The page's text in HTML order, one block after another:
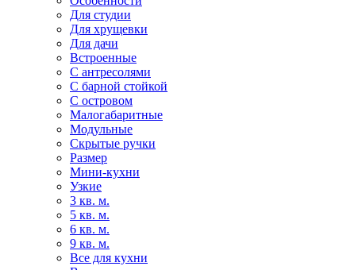
Для студии
Для хрущевки
Для дачи
Встроенные
С антресолями
С барной стойкой
С островом
Малогабаритные
Модульные
Скрытые ручки
Размер
Мини-кухни
Узкие
3 кв. м.
5 кв. м.
6 кв. м.
9 кв. м.
Все для кухни